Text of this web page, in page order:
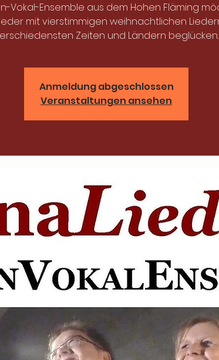
Vokal-Ensemble aus dem Hohen Fläming
mit vierstimmigen weihnachtlichen
Zeiten und Ländern beglücken.
Anmeldung abgeschlossen
Veranstaltungen ansehen